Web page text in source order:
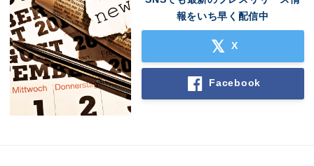
報をいち早く配信中
X
Facebook